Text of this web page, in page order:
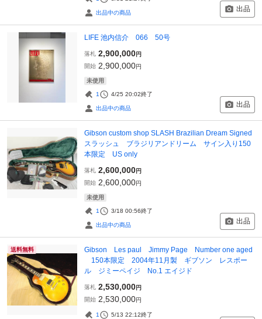
出品中の商品 出品
LIFE 池内信介 066 50号
落札 2,900,000円
開始 2,900,000円
未使用
1 4/25 20:02終了
出品中の商品 出品
Gibson custom shop SLASH Brazilian Dream Signed
スラッシュ ブラジリアンドリーム サイン入り150
本限定 US only
落札 2,600,000円
開始 2,600,000円
未使用
1 3/18 00:56終了
出品中の商品 出品
送料無料
Gibson Les paul Jimmy Page Number one aged
150本限定 2004年11月製 ギブソン レスポー
ル ジミーペイジ No.1 エイジド
落札 2,530,000円
開始 2,530,000円
1 5/13 22:12終了